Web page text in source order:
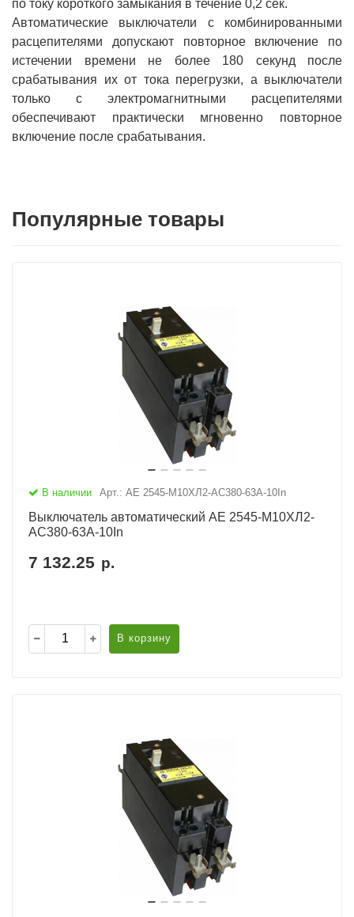
по току короткого замыкания в течение 0,2 сек.
Автоматические выключатели с комбинированными
расцепителями допускают повторное включение по
истечении времени не более 180 секунд после
срабатывания их от тока перегрузки, а выключатели
только с электромагнитными расцепителями
обеспечивают практически мгновенно повторное
включение после срабатывания.
Популярные товары
В наличии Арт.: АЕ 2545-М10ХЛ2-AC380-63А-10In
Выключатель автоматический АЕ 2545-М10ХЛ2-
AC380-63А-10In
7 132.25 р.
В корзину